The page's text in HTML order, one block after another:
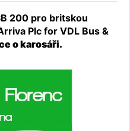
200 pro britskou
Plc for VDL Bus &
o karosáři.